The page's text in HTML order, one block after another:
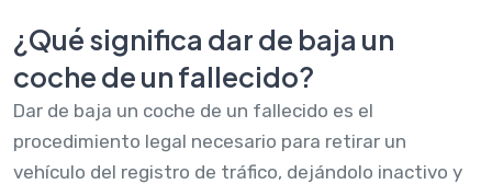
¿Qué significa dar de baja un
coche de un fallecido?
Dar de baja un coche de un fallecido es el
procedimiento legal necesario para retirar un
vehículo del registro de tráfico, dejándolo inactivo y